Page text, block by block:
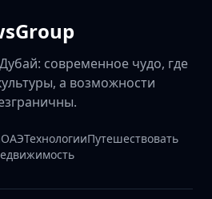
современное чудо, где
а возможности
ОАЭТехнологииПутешествовать